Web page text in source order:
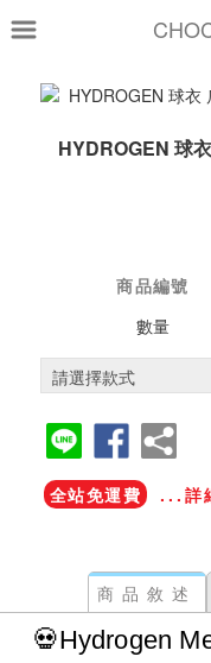
HYDROGEN 球
商品編號
數量
全站免運費 ...詳
商品敘述